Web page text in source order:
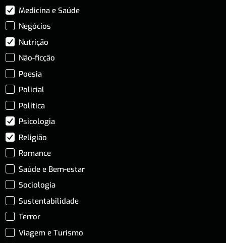
Medicina e Saúde
Negócios
Nutrição
Não-ficção
Poesia
Policial
Política
Psicologia
Religião
Romance
Saúde e Bem-estar
Sociologia
Sustentabilidade
Terror
Viagem e Turismo